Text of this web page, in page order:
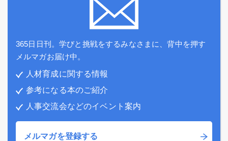
365日日刊。学びと挑戦をするみなさまに、背中を押す
メルマガお届け中。
人材育成に関する情報
参考になる本のご紹介
人事交流会などのイベント案内
メルマガを登録する